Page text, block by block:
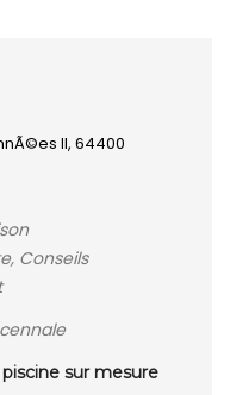
II, 64400
Conseils
sur mesure